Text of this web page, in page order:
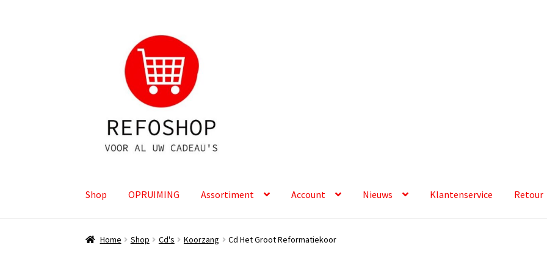
Shop OPRUIMING Assortiment Account Nieuws Klantenservice Retour
Home Shop Cd's Koorzang Cd Het Groot Reformatiekoor